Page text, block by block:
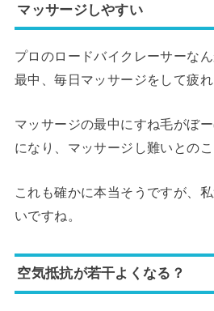
マッサージしやすい
プロのロードバイクレーサーな
最中、毎日マッサージをして疲れ
マッサージの最中にすね毛がぼ
になり、マッサージし難いとのこ
これも確かに本当そうですが、
いですね。
空気抵抗が若干よくなる？